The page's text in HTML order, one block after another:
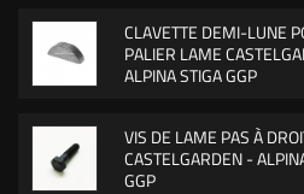
CLAVETTE DEMI-LUNE
PALIER LAME
ALPINA STIGA GGP
VIS DE LAME PAS À
CASTELGARDEN -
GGP